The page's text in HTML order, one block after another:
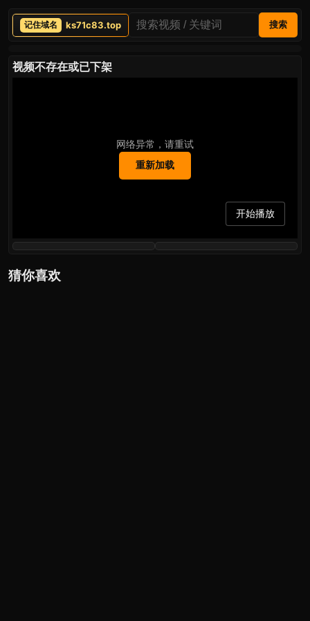
ks71c83.top 搜索
视频不存在或已下架
网络异常，请重试
重新加载
开始播放
猜你喜欢